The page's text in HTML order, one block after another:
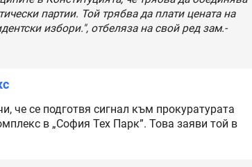
партии. Той трябва да плати цената на
избори.", отбеляза на свой ред зам.-
че се подготвя сигнал към прокуратурата
в „София Тех Парк”. Това заяви той в